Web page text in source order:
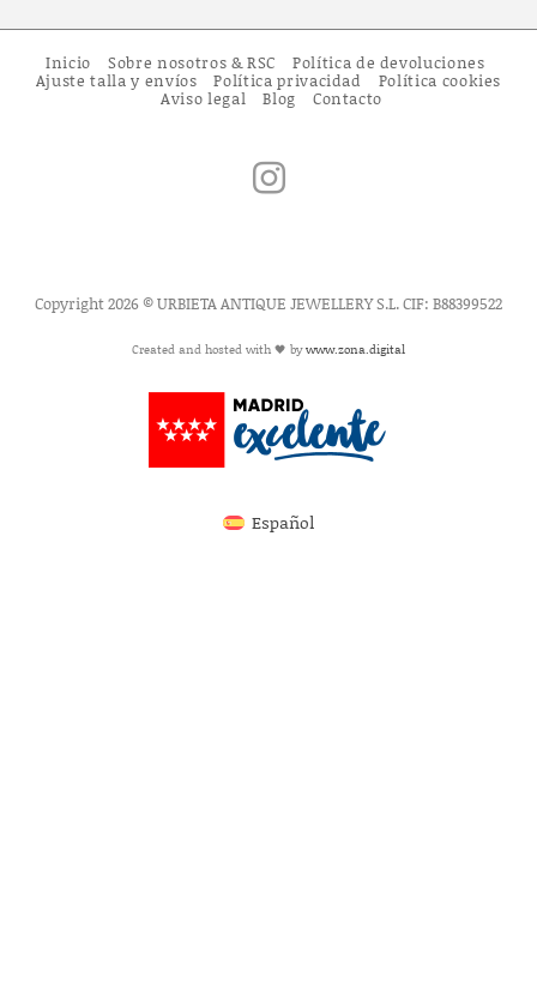
Inicio Sobre nosotros & RSC
Política de devoluciones
Ajuste talla y envíos
Política privacidad
Política cookies
Aviso legal
Blog Contacto
Copyright 2026 © URBIETA ANTIQUE JEWELLERY S.L. CIF: B88399522
Created and hosted with 🖤 bywww.zona.digital
Español